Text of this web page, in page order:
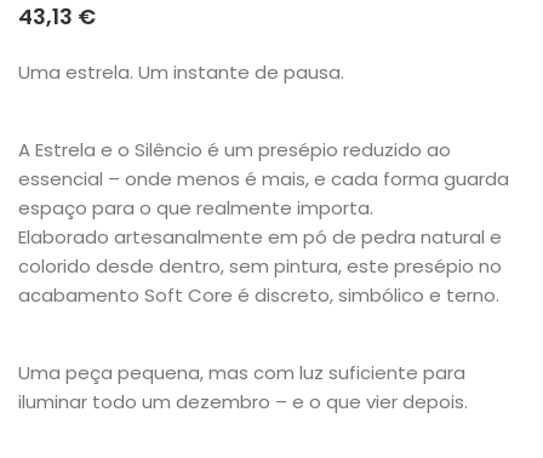
43,13 €
Uma estrela. Um instante de pausa.
A Estrela e o Silêncio é um presépio reduzido ao
essencial – onde menos é mais, e cada forma guarda
espaço para o que realmente importa.
Elaborado artesanalmente em pó de pedra natural e
colorido desde dentro, sem pintura, este presépio no
acabamento Soft Core é discreto, simbólico e terno.
Uma peça pequena, mas com luz suficiente para
iluminar todo um dezembro – e o que vier depois.